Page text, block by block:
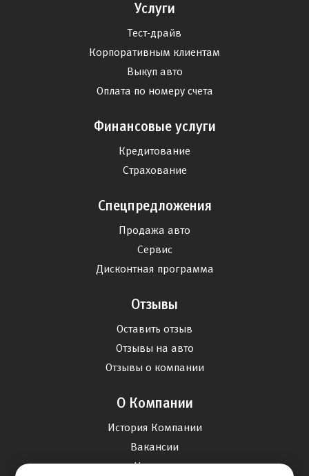
Услуги
Тест-драйв
Корпоративным клиентам
Выкуп авто
Оплата по номеру счета
Финансовые услуги
Кредитование
Страхование
Спецпредложения
Продажа авто
Сервис
Дисконтная программа
Отзывы
Оставить отзыв
Отзывы на авто
Отзывы о компании
О Компании
История Компании
Вакансии
Новости